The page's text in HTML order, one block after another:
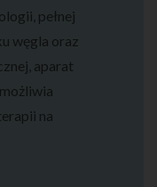
pełnej
węgla oraz
aparat
na